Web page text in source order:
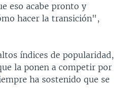
eso acabe pronto y
hacer la transición",
índices de popularidad,
la ponen a competir por
ha sostenido que se